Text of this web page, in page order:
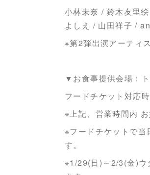
小林未奈 / 鈴木友里
よしえ / 山田祥子 /
※第2弾出演アーティ
▼お食事提供会場：
フードチケット対応
※上記、営業時間内
※フードチケットで当
す。
※1/29(日)～2/3(金)ウ